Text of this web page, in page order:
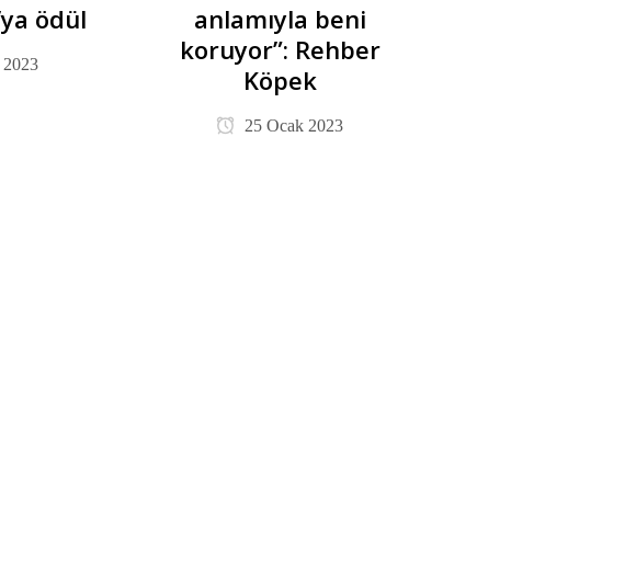
ödül
anlamıyla beni
koruyor”: Rehber
Köpek
25 Ocak 2023